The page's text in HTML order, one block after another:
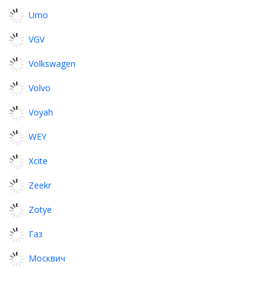
Umo
VGV
Volkswagen
Volvo
Voyah
WEY
Xcite
Zeekr
Zotye
Газ
Москвич